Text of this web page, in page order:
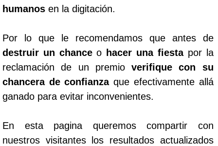
humanos en la digitación.
Por lo que le recomendamos que antes de
destruir un chanceo hacer una fiestapor la
reclamación de un premioverifique con su
chancera de confianzaque efectivamente allá
ganado para evitar inconvenientes.
En esta pagina queremos compartir con
nuestros visitantes los resultados actualizados